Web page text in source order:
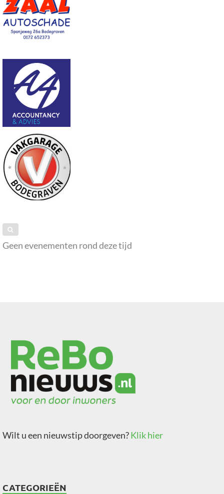
Geen evenementen rond deze tijd
Wilt u een nieuwstip doorgeven?Klik hier
CATEGORIEËN